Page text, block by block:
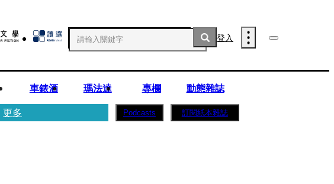
登入
車錶酒 瑪法達 專欄
動態雜誌
更多 Podcasts 訂閱紙本雜誌